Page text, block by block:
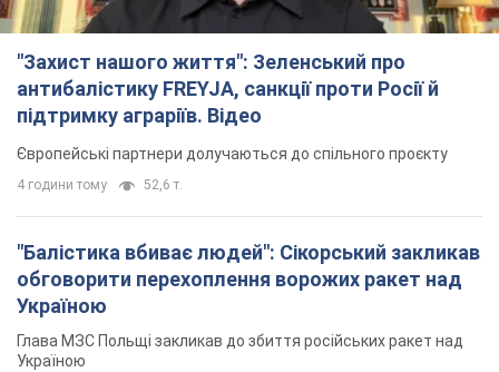
"Захист нашого життя": Зеленський про
антибалістику FREYJA, санкції проти Росії й
підтримку аграріїв. Відео
Європейські партнери долучаються до спільного проєкту
4 години тому 52,6 т.
"Балістика вбиває людей": Сікорський закликав
обговорити перехоплення ворожих ракет над
Україною
Глава МЗС Польщі закликав до збиття російських ракет над
Україною